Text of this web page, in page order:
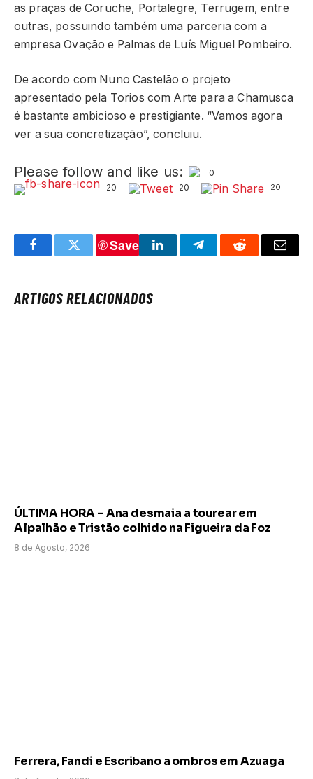
as praças de Coruche, Portalegre, Terrugem, entre
outras, possuindo também uma parceria com a
empresa Ovação e Palmas de Luís Miguel Pombeiro.
De acordo com Nuno Castelão o projeto
apresentado pela Torios com Arte para a Chamusca
é bastante ambicioso e prestigiante. “Vamos agora
ver a sua concretização”, concluiu.
Please follow and like us:
0
20
20 20
FacebookTwitter
Save
LinkedInTelegramReddit Email
ARTIGOS RELACIONADOS
ÚLTIMA HORA – Ana desmaia a tourear em
Alpalhão e Tristão colhido na Figueira da Foz
8 de Agosto, 2026
Ferrera, Fandi e Escribano a ombros em Azuaga